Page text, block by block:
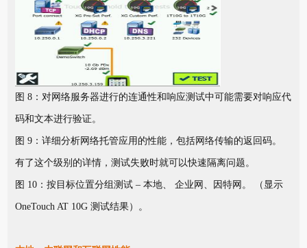
图 8：对网络服务器进行的连通性和响应测试中可能需要对响应代
码和文本进行验证。
图 9：详细分析网络托管应用的性能，包括网络传输的返回码。
有了这个级别的详情，测试失败时就可以快速隔离问题。
图 10：按目标位置分组测试 – 本地、 企业网、因特网。 （显示
OneTouch AT 10G 测试结果）。